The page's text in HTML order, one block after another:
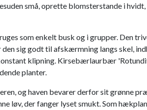
små, oprette blomsterstande i hvidt,
som enkelt busk og i grupper. Den
sig godt til afskærmning langs skel,
klipning. Kirsebærlaurbær
planter.
og haven bevarer derfor sit grønne
løv, der fanger lyset smukt. Som